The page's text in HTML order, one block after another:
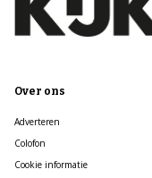
Over ons
Adverteren
Colofon
Cookie informatie